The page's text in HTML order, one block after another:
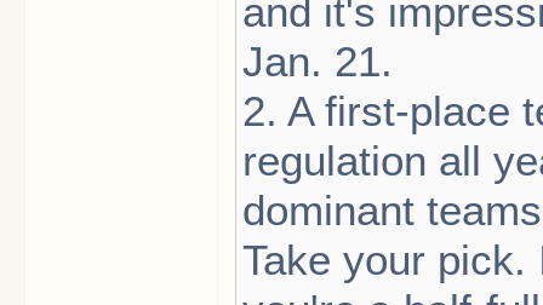
and it's
Jan. 21.
2. A first-place
regulation all
dominant
Take your